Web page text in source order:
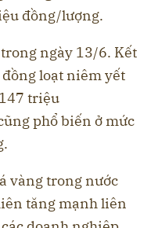
đồng/lượng.
ngày 13/6. Kết
loạt niêm yết
triệu
phổ biến ở mức
vàng trong nước
tăng mạnh liên